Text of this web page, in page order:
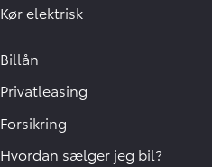
Kør elektrisk
Billån
Privatleasing
Forsikring
Hvordan sælger jeg bil?